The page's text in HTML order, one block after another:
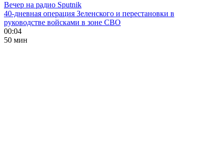
Вечер на радио Sputnik
40-дневная операция Зеленского и перестановки в
руководстве войсками в зоне СВО
00:04
50 мин